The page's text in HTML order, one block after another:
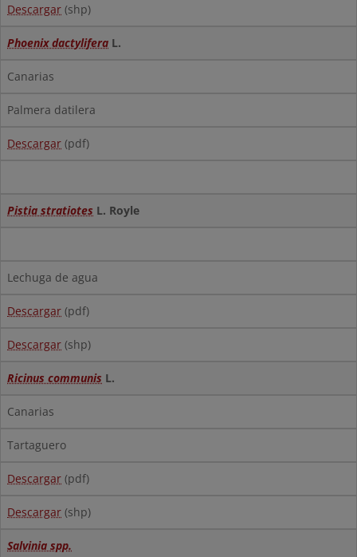
Descargar (shp)
Phoenix dactylifera L.
Canarias
Palmera datilera
Descargar (pdf)
Pistia stratiotes L. Royle
Lechuga de agua
Descargar (pdf)
Descargar (shp)
Ricinus communis L.
Canarias
Tartaguero
Descargar (pdf)
Descargar (shp)
Salvinia spp.